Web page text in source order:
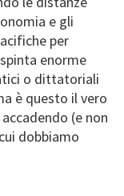
e gli
per
enorme
o dittatoriali
è questo il vero
(e non
dobbiamo